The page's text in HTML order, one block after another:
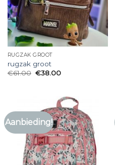
RUGZAK GROOT
rugzak groot
€61.00 €38.00
Aanbieding!